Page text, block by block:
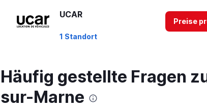
UCAR
1 Standort
Preise
Target Car Rental
1 Standort
Häufig gestellte Fragen
sur-Marne